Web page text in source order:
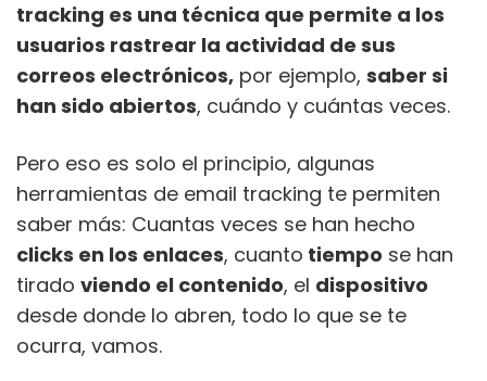
tracking es una técnica que permite a los
usuarios rastrear la actividad de sus
correos electrónicos, por ejemplo, saber si
han sido abiertos, cuándo y cuántas veces.
Pero eso es solo el principio, algunas
herramientas de email tracking te permiten
saber más: Cuantas veces se han hecho
clicks en los enlaces, cuanto tiempo se han
tirado viendo el contenido, el dispositivo
desde donde lo abren, todo lo que se te
ocurra, vamos.